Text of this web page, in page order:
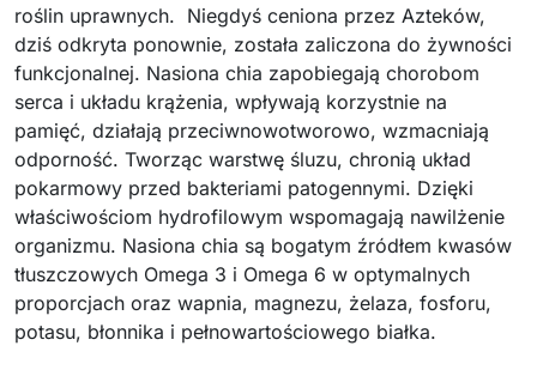
roślin uprawnych. Niegdyś ceniona przez Azteków,
dziś odkryta ponownie, została zaliczona do żywności
funkcjonalnej. Nasiona chia zapobiegają chorobom
serca i układu krążenia, wpływają korzystnie na
pamięć, działają przeciwnowotworowo, wzmacniają
odporność. Tworząc warstwę śluzu, chronią układ
pokarmowy przed bakteriami patogennymi. Dzięki
właściwościom hydrofilowym wspomagają nawilżenie
organizmu. Nasiona chia są bogatym źródłem kwasów
tłuszczowych Omega 3 i Omega 6 w optymalnych
proporcjach oraz wapnia, magnezu, żelaza, fosforu,
potasu, błonnika i pełnowartościowego białka.